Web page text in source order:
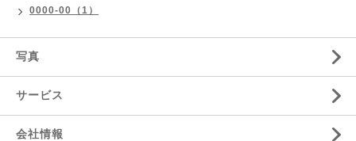
0000-00（1）
写真
サービス
会社情報